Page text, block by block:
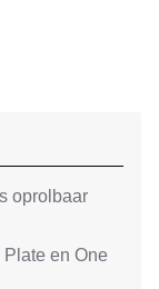
oprolbaar
en One